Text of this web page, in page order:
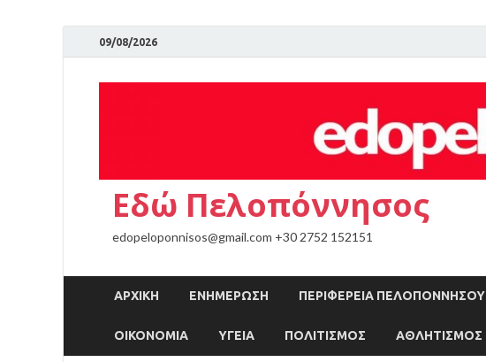
09/08/2026
Εδώ Πελοπόννησος
edopeloponnisos@gmail.com +30 2752 152151
ΑΡΧΙΚΉ ΕΝΗΜΕΡΩΣΗ ΠΕΡΙΦΕΡΕΙΑ ΠΕΛΟΠΟΝΝΗΣΟΥ
ΟΙΚΟΝΟΜΙΑ ΥΓΕΙΑ ΠΟΛΙΤΙΣΜΟΣ ΑΘΛΗΤΙΣΜΟΣ